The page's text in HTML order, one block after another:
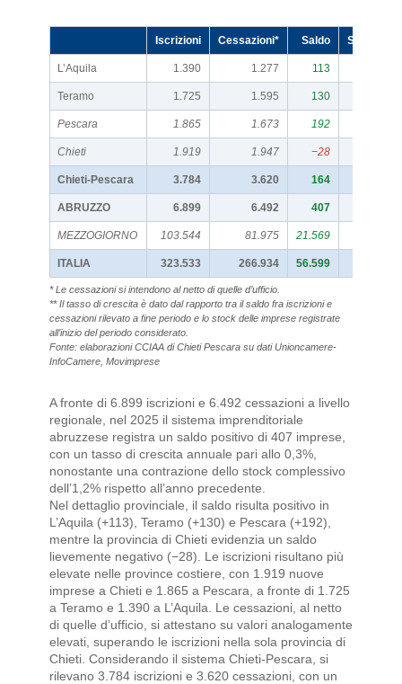
Iscrizioni Cessazioni* Saldo Stock al
L’Aquila 1.390 1.277 113
Teramo 1.725 1.595 130
Pescara 1.865 1.673 192
Chieti 1.919 1.947 −28
Chieti-Pescara 3.784 3.620 164
ABRUZZO 6.899 6.492 407
MEZZOGIORNO 103.544 81.975 21.569
ITALIA 323.533 266.934 56.599
* Le cessazioni si intendono al netto di quelle d’ufficio.
** Il tasso di crescita è dato dal rapporto tra il saldo fra iscrizioni e
cessazioni rilevato a fine periodo e lo stock delle imprese registrate
all’inizio del periodo considerato.
Fonte: elaborazioni CCIAA di Chieti Pescara su dati Unioncamere-
InfoCamere, Movimprese
A fronte di 6.899 iscrizioni e 6.492 cessazioni a livello
regionale, nel 2025 il sistema imprenditoriale
abruzzese registra un saldo positivo di 407 imprese,
con un tasso di crescita annuale pari allo 0,3%,
nonostante una contrazione dello stock complessivo
dell’1,2% rispetto all’anno precedente.
Nel dettaglio provinciale, il saldo risulta positivo in
L’Aquila (+113), Teramo (+130) e Pescara (+192),
mentre la provincia di Chieti evidenzia un saldo
lievemente negativo (−28). Le iscrizioni risultano più
elevate nelle province costiere, con 1.919 nuove
imprese a Chieti e 1.865 a Pescara, a fronte di 1.725
a Teramo e 1.390 a L’Aquila. Le cessazioni, al netto
di quelle d’ufficio, si attestano su valori analogamente
elevati, superando le iscrizioni nella sola provincia di
Chieti. Considerando il sistema Chieti-Pescara, si
rilevano 3.784 iscrizioni e 3.620 cessazioni, con un